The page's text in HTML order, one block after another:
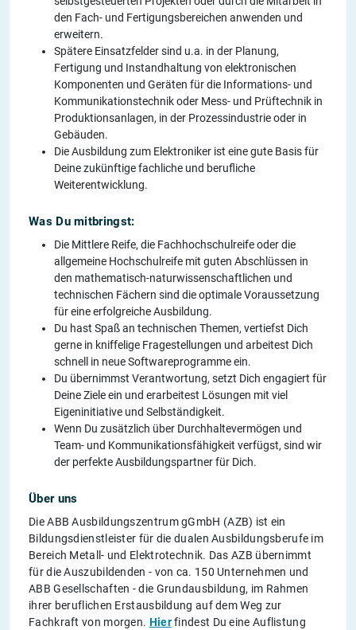
den Fach- und Fertigungsbereichen anwenden und
erweitern.
Spätere Einsatzfelder sind u.a. in der Planung,
Fertigung und Instandhaltung von elektronischen
Komponenten und Geräten für die Informations- und
Kommunikationstechnik oder Mess- und Prüftechnik in
Produktionsanlagen, in der Prozessindustrie oder in
Gebäuden.
Die Ausbildung zum Elektroniker ist eine gute Basis für
Deine zukünftige fachliche und berufliche
Weiterentwicklung.
Was Du mitbringst:
Die Mittlere Reife, die Fachhochschulreife oder die
allgemeine Hochschulreife mit guten Abschlüssen in
den mathematisch-naturwissenschaftlichen und
technischen Fächern sind die optimale Voraussetzung
für eine erfolgreiche Ausbildung.
Du hast Spaß an technischen Themen, vertiefst Dich
gerne in kniffelige Fragestellungen und arbeitest Dich
schnell in neue Softwareprogramme ein.
Du übernimmst Verantwortung, setzt Dich engagiert für
Deine Ziele ein und erarbeitest Lösungen mit viel
Eigeninitiative und Selbständigkeit.
Wenn Du zusätzlich über Durchhaltevermögen und
Team- und Kommunikationsfähigkeit verfügst, sind wir
der perfekte Ausbildungspartner für Dich.
Über uns
Die ABB Ausbildungszentrum gGmbH (AZB) ist ein
Bildungsdienstleister für die dualen Ausbildungsberufe im
Bereich Metall- und Elektrotechnik. Das AZB übernimmt
für die Auszubildenden - von ca. 150 Unternehmen und
ABB Gesellschaften - die Grundausbildung, im Rahmen
ihrer beruflichen Erstausbildung auf dem Weg zur
Fachkraft von morgen. Hierfindest Du eine Auflistung